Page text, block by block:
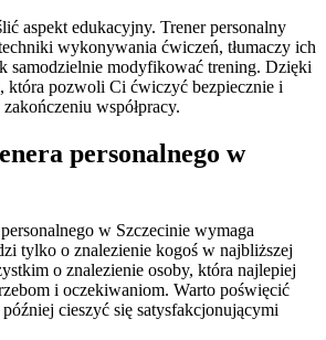
aspekt edukacyjny. Trener personalny
wykonywania ćwiczeń, tłumaczy ich
samodzielnie modyfikować trening. Dzięki
która pozwoli Ci ćwiczyć bezpiecznie i
współpracy.
personalnego w
w Szczecinie wymaga
tylko o znalezienie kogoś w najbliższej
o znalezienie osoby, która najlepiej
i oczekiwaniom. Warto poświęcić
cieszyć się satysfakcjonującymi